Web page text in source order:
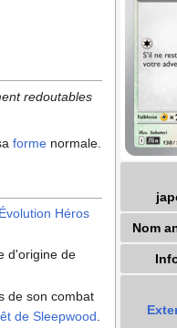
Nom
redoutables
forme normale.
Héros
d'origine de
de son combat
de Sleepwood